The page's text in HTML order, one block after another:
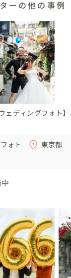
ーの他の事例
ェディングフォト
ォト
東京都